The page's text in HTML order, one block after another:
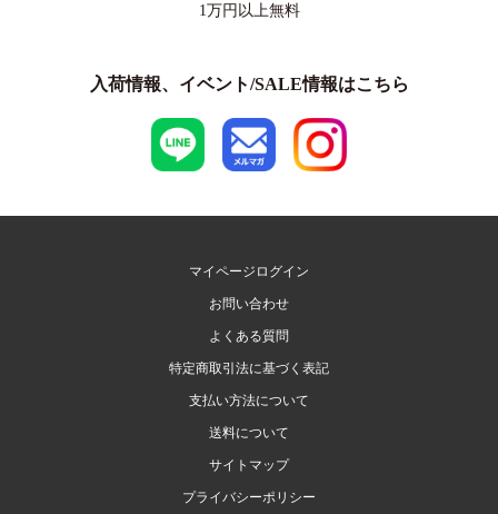
1万円以上無料
入荷情報、イベント/SALE情報はこちら
マイページログイン
お問い合わせ
よくある質問
特定商取引法に基づく表記
支払い方法について
送料について
サイトマップ
プライバシーポリシー